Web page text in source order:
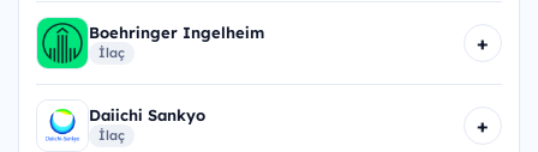
Boehringer Ingelheim
İlaç +
Daiichi Sankyo
İlaç +